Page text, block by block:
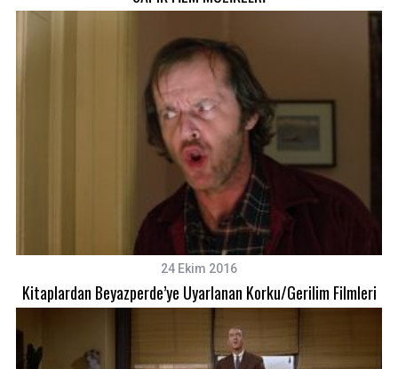
24 Ekim 2016
Kitaplardan Beyazperde’ye Uyarlanan Korku/Gerilim Filmleri